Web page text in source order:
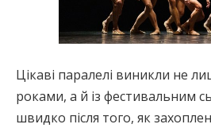
Цікаві паралелі виникли не
роками, а й із фестивальним
швидко після того, як